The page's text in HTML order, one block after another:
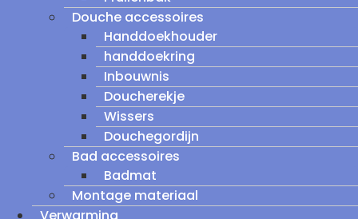
Douche accessoires
Handdoekhouder
handdoekring
Inbouwnis
Doucherekje
Wissers
Douchegordijn
Bad accessoires
Badmat
Montage materiaal
Verwarming